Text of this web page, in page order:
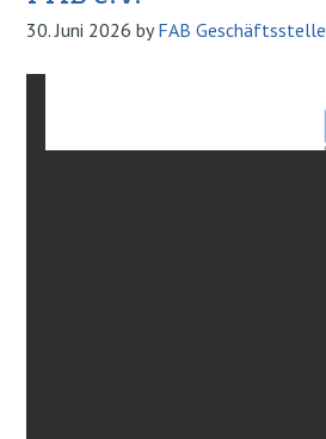
30. Juni 2026 byFAB Geschäftsstelle